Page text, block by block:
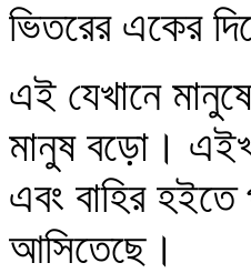
ভিতরের একের
এই যেখানে
মানুষ বড়ো।
এবং বাহির হইতে
আসিতেছে।